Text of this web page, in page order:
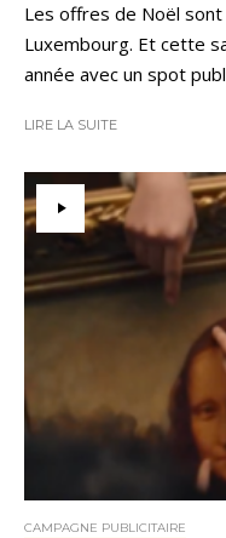
Les offres de Noël
Luxembourg. Et cette
année avec un spot
LIRE LA SUITE
CAMPAGNE PUBLICITAIRE